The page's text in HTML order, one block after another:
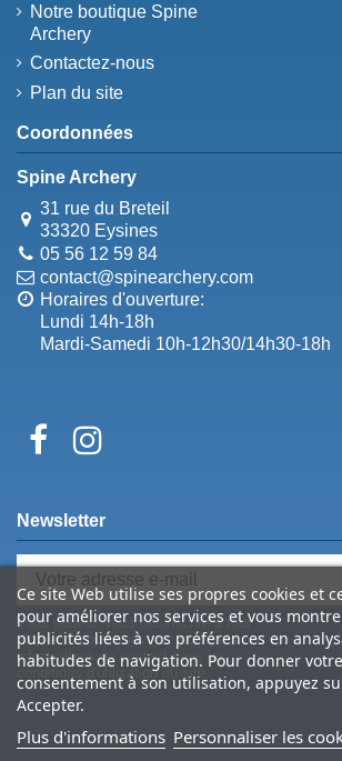
Notre boutique Spine
Archery
Contactez-nous
Plan du site
Coordonnées
Spine Archery
31 rue du Breteil
33320 Eysines
05 56 12 59 84
contact@spinearchery.com
Horaires d'ouverture:
Lundi 14h-18h
Mardi-Samedi 10h-12h30/14h30-18h
Ce site Web utilise ses propres cookies et
pour améliorer nos services et vous
publicités liées à vos préférences en
habitudes de navigation. Pour donner votre
consentement à son utilisation, appuyez
Accepter.
Plus d'informations Personnaliser les
Newsletter
Vous pouvez vous désinscrire à tout
moment. Vous trouverez pour cela nos
informations de contact dans les
conditions d'utilisation du site.